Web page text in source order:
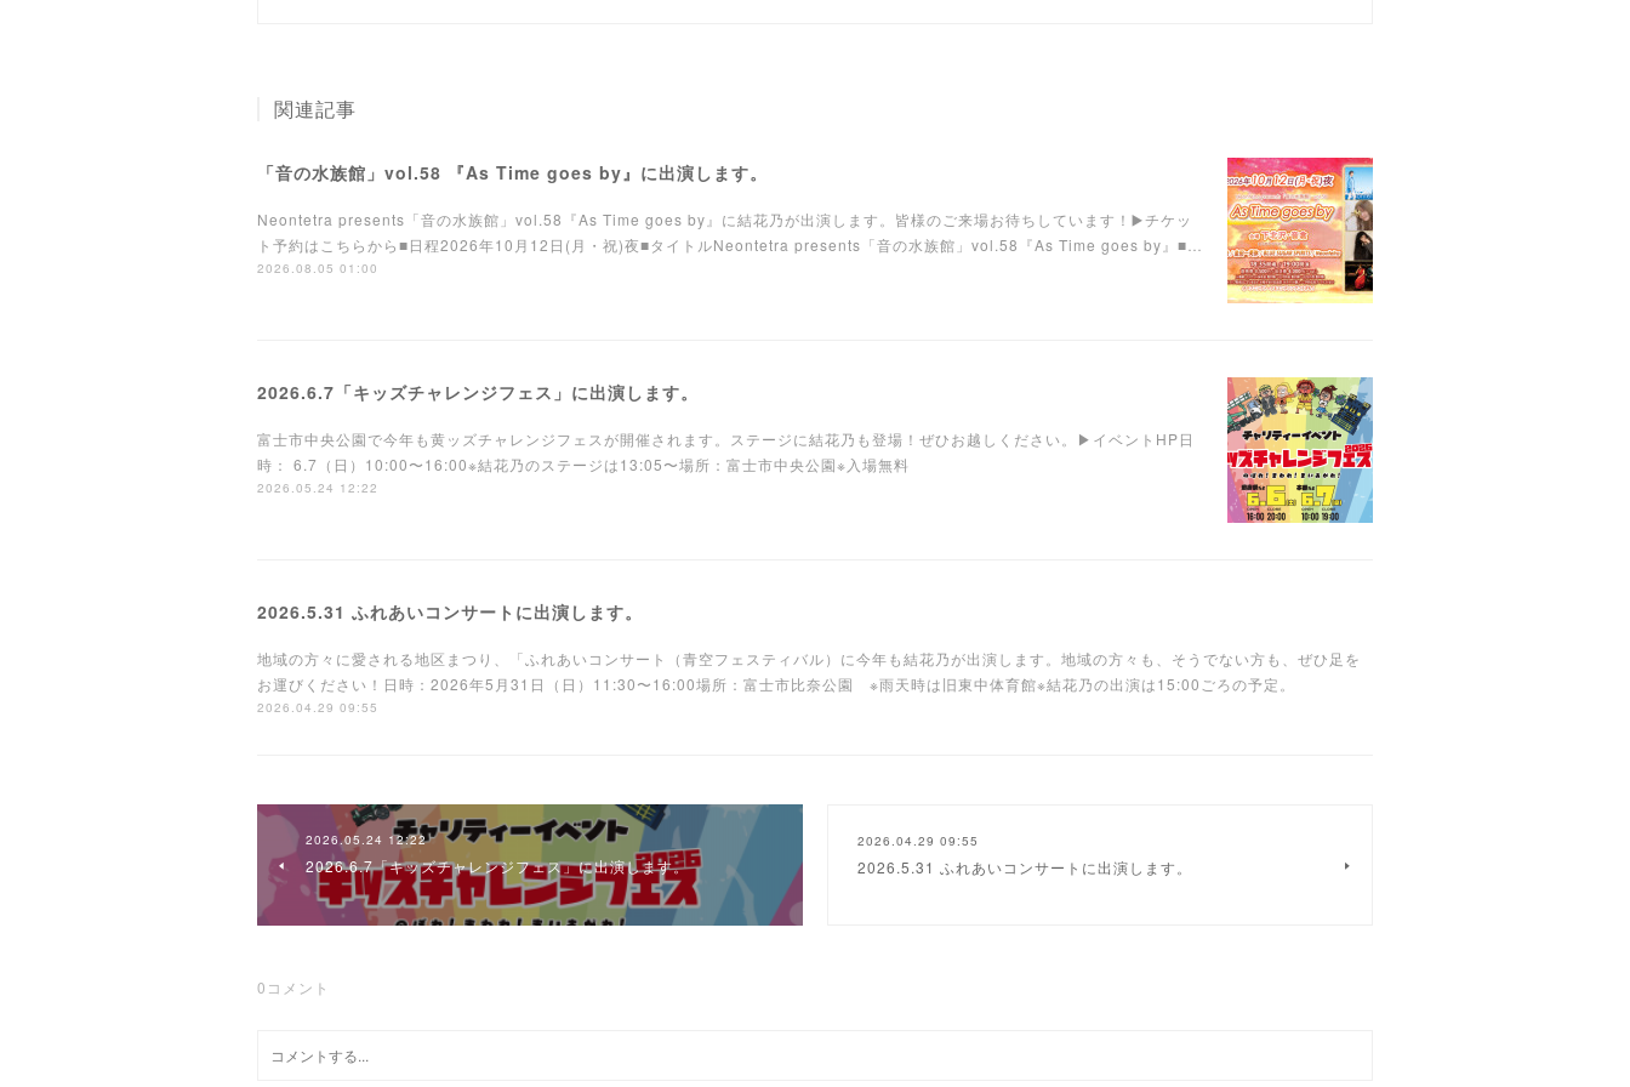
関連記事
「音の水族館」vol.58 『As Time goes by』に出演します。
Neontetra presents「音の水族館」vol.58『As Time goes by』に結花乃が出演します。皆様のご来場お待ちしています！▶️チケッ
ト予約はこちらから■日程2026年10月12日(月・祝)夜■タイトルNeontetra presents「音の水族館」vol.58『As Time goes by』■…
2026.08.05 01:00
2026.6.7「キッズチャレンジフェス」に出演します。
富士市中央公園で今年も黄ッズチャレンジフェスが開催されます。ステージに結花乃も登場！ぜひお越しください。▶︎イベントHP日
時： 6.7（日）10:00〜16:00※結花乃のステージは13:05〜場所：富士市中央公園※入場無料
2026.05.24 12:22
2026.5.31 ふれあいコンサートに出演します。
地域の方々に愛される地区まつり、「ふれあいコンサート（青空フェスティバル）に今年も結花乃が出演します。地域の方々も、そうでない方も、ぜひ足を
お運びください！日時：2026年5月31日（日）11:30〜16:00場所：富士市比奈公園 ※雨天時は旧東中体育館※結花乃の出演は15:00ごろの予定。
2026.04.29 09:55
2026.05.24 12:22
2026.6.7「キッズチャレンジフェス」に出演します。
2026.04.29 09:55
2026.5.31 ふれあいコンサートに出演します。
0 コメント